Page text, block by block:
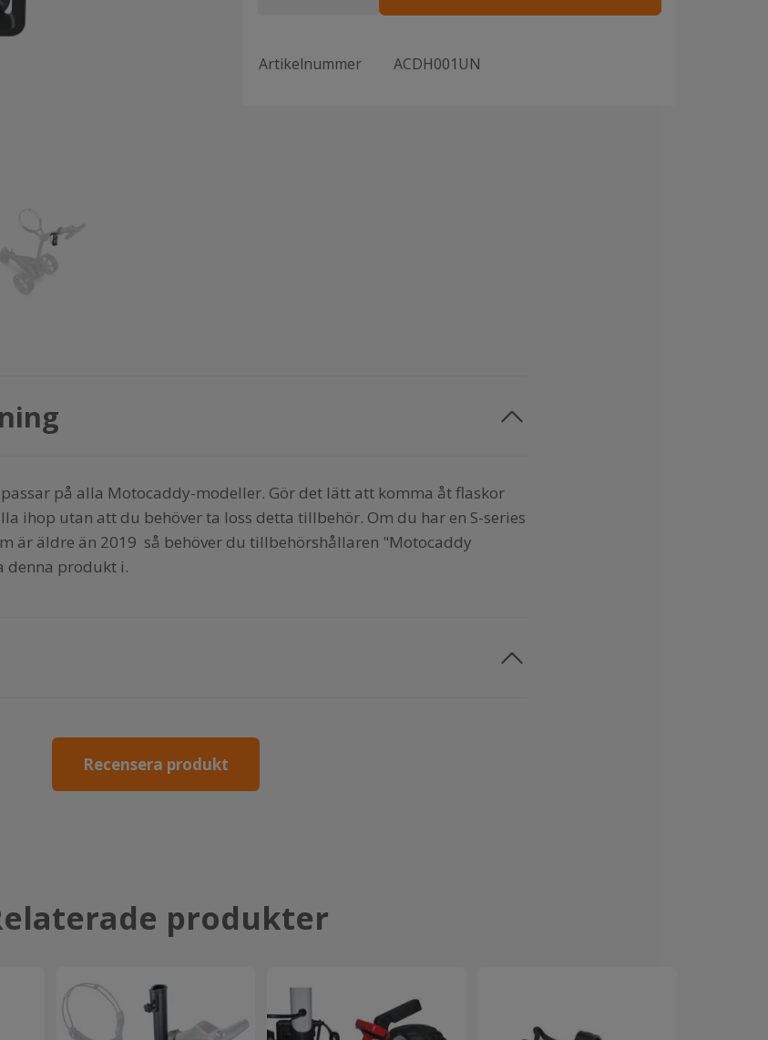
Artikelnummer ACDH001UN
på alla Motocaddy-modeller. Gör det lätt att komma åt flaskor
ihop utan att du behöver ta loss detta tillbehör. Om du har en S-series
är äldre än 2019 så behöver du tillbehörshållaren "Motocaddy
denna produkt i.
Recensera produkt
produkter